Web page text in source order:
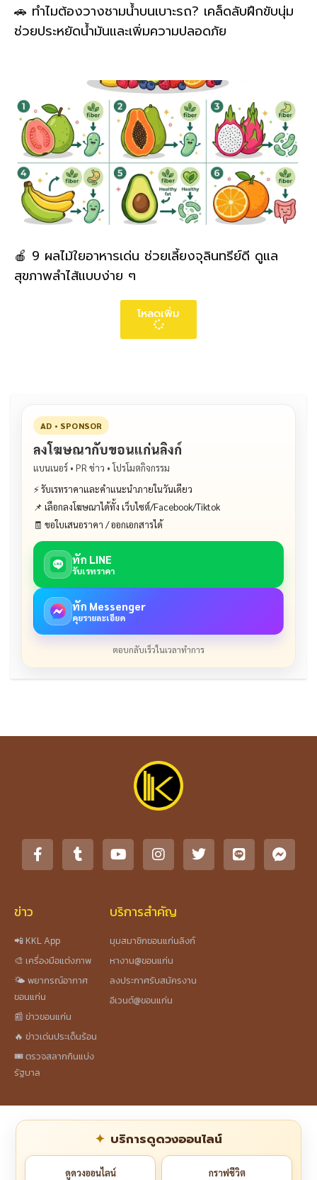
🚗 ทำไมต้องวางชามน้ำบนเบาะรถ? เคล็ดลับฝึกขับนุ่ม
ช่วยประหยัดน้ำมันและเพิ่มความปลอดภัย
🍎 9 ผลไม้ใยอาหารเด่น ช่วยเลี้ยงจุลินทรีย์ดี ดูแล
สุขภาพลำไส้แบบง่าย ๆ
โหลดเพิ่ม
AD • SPONSOR
ลงโฆษณากับขอนแก่นลิงก์
แบนเนอร์ • PR ข่าว • โปรโมตกิจกรรม
⚡ รับเรทราคาและคำแนะนำภายในวันเดียว
📌 เลือกลงโฆษณาได้ทั้ง เว็บไซต์/Facebook/Tiktok
🧾 ขอใบเสนอราคา / ออกเอกสารได้
ทัก LINE
รับเรทราคา
ทัก Messenger
คุยรายละเอียด
ตอบกลับเร็วในเวลาทำการ
ข่าว
📲 KKL App
🎨 เครื่องมือแต่งภาพ
🌤️ พยากรณ์อากาศ
ขอนแก่น
📰 ข่าวขอนแก่น
🔥 ข่าวเด่นประเด็นร้อน
🎟️ ตรวจสลากกินแบ่ง
รัฐบาล
บริการสำคัญ
มุมสมาชิกขอนแก่นลิงก์
หางาน@ขอนแก่น
ลงประกาศรับสมัครงาน
อีเวนต์@ขอนแก่น
บริการดูดวงออนไลน์
ดูดวงออนไลน์ กราฟชีวิต